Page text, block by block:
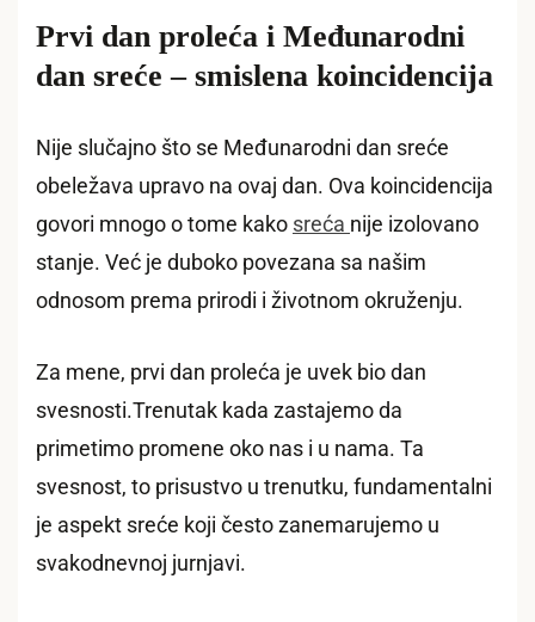
Prvi dan proleća i Međunarodni
dan sreće – smislena koincidencija
Nije slučajno što se Međunarodni dan sreće
obeležava upravo na ovaj dan. Ova koincidencija
govori mnogo o tome kako sreća nije izolovano
stanje. Već je duboko povezana sa našim
odnosom prema prirodi i životnom okruženju.
Za mene, prvi dan proleća je uvek bio dan
svesnosti.Trenutak kada zastajemo da
primetimo promene oko nas i u nama. Ta
svesnost, to prisustvo u trenutku, fundamentalni
je aspekt sreće koji često zanemarujemo u
svakodnevnoj jurnjavi.